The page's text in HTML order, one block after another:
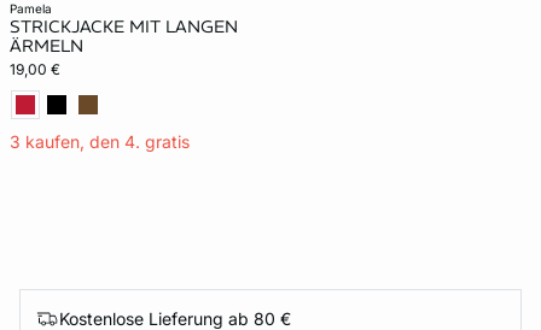
pamela
STRICKJACKE MIT LANGEN
ÄRMELN
19,00 €
3 kaufen, den 4. gratis
Kostenlose Lieferung ab 80 €